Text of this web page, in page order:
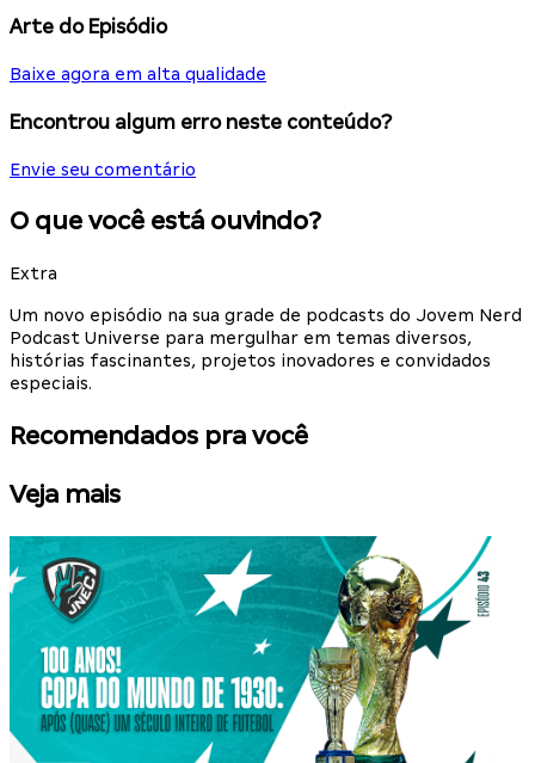
Arte do Episódio
Baixe agora em alta qualidade
Encontrou algum erro neste conteúdo?
Envie seu comentário
O que você está ouvindo?
Extra
Um novo episódio na sua grade de podcasts do Jovem Nerd
Podcast Universe para mergulhar em temas diversos,
histórias fascinantes, projetos inovadores e convidados
especiais.
Recomendados pra você
Veja mais